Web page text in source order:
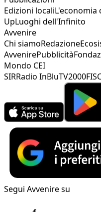
Edizioni localiL'economia
UpLuoghi dell'Infinito
Avvenire
Chi siamoRedazione
AvvenirePubblicità
Mondo CEI
SIRRadio InBluTV2000
Segui Avvenire su